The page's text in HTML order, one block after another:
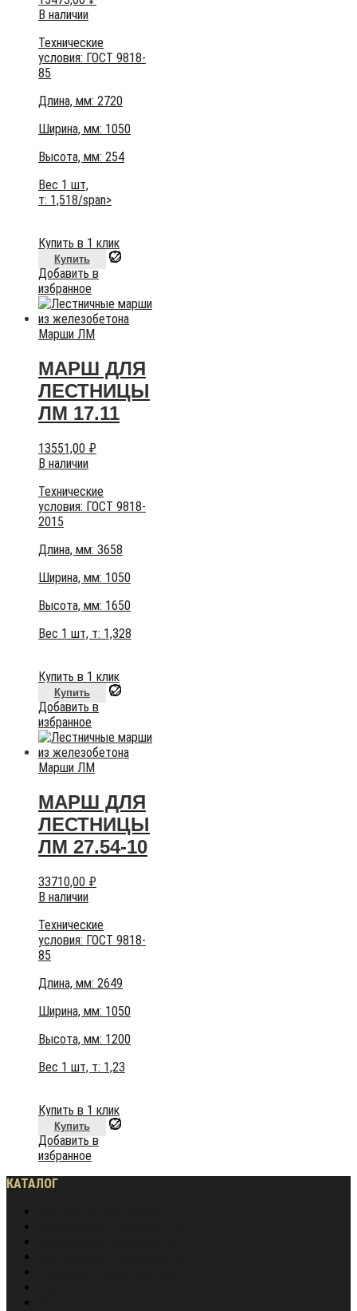
В наличии
Технические
условия: ГОСТ 9818-
85
Длина, мм: 2720
Ширина, мм: 1050
Высота, мм: 254
Вес 1 шт,
т: 1,518/span>
Купить в 1 клик
Купить
Добавить в
избранное
Марши ЛМ
МАРШ ДЛЯ
ЛЕСТНИЦЫ
ЛМ 17.11
13551,00 ₽
В наличии
Технические
условия: ГОСТ 9818-
2015
Длина, мм: 3658
Ширина, мм: 1050
Высота, мм: 1650
Вес 1 шт, т: 1,328
Купить в 1 клик
Купить
Добавить в
избранное
Марши ЛМ
МАРШ ДЛЯ
ЛЕСТНИЦЫ
ЛМ 27.54-10
33710,00 ₽
В наличии
Технические
условия: ГОСТ 9818-
85
Длина, мм: 2649
Ширина, мм: 1050
Высота, мм: 1200
Вес 1 шт, т: 1,23
Купить в 1 клик
Купить
Добавить в
избранное
КАТАЛОГ